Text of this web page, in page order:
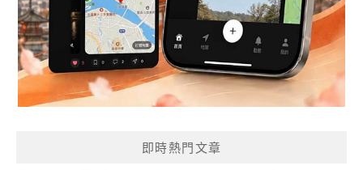
即時熱門文章